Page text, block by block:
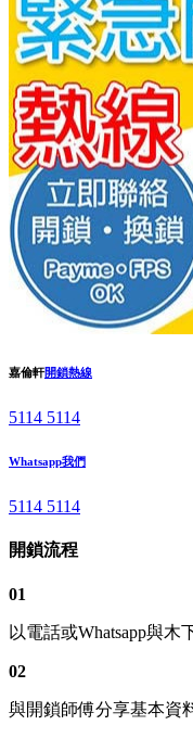
嘉倫軒開鎖熱線
5114 5114
Whatsapp我們
5114 5114
開鎖流程
01
以電話或Whatsapp與木
02
與開鎖師傅分享基本資